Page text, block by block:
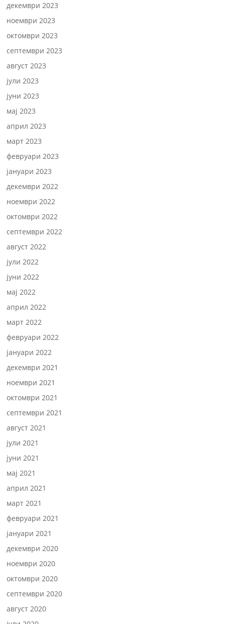
декември 2023
ноември 2023
октомври 2023
септември 2023
август 2023
јули 2023
јуни 2023
мај 2023
април 2023
март 2023
февруари 2023
јануари 2023
декември 2022
ноември 2022
октомври 2022
септември 2022
август 2022
јули 2022
јуни 2022
мај 2022
април 2022
март 2022
февруари 2022
јануари 2022
декември 2021
ноември 2021
октомври 2021
септември 2021
август 2021
јули 2021
јуни 2021
мај 2021
април 2021
март 2021
февруари 2021
јануари 2021
декември 2020
ноември 2020
октомври 2020
септември 2020
август 2020